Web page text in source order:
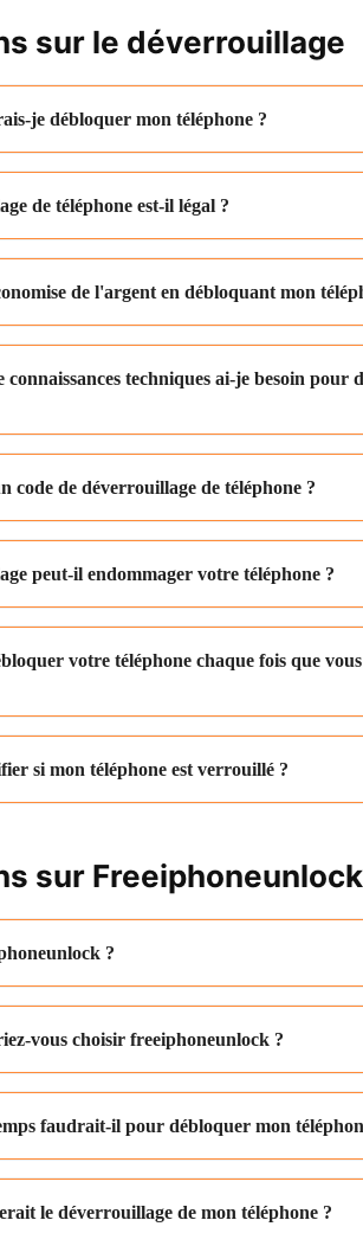
sur le déverrouillage
je débloquer mon téléphone ?
de téléphone est-il légal ?
de l'argent en débloquant mon
connaissances techniques ai-je besoin pour
code de déverrouillage de téléphone ?
peut-il endommager votre téléphone ?
votre téléphone chaque fois que
si mon téléphone est verrouillé ?
sur Freeiphoneunlock
?
vous choisir freeiphoneunlock ?
faudrait-il pour débloquer mon
le déverrouillage de mon téléphone ?